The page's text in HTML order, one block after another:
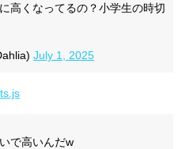
高くなってるの？小学生の時切
July 1, 2025
で高いんだw